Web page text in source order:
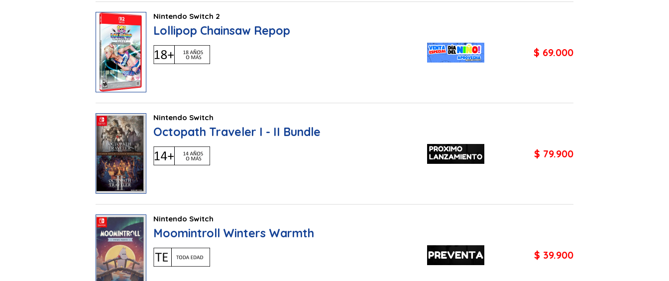
Nintendo Switch 2
Lollipop Chainsaw Repop
$ 69.000
Nintendo Switch
Octopath Traveler I - II Bundle
$ 79.900
Nintendo Switch
Moomintroll Winters Warmth
$ 39.900